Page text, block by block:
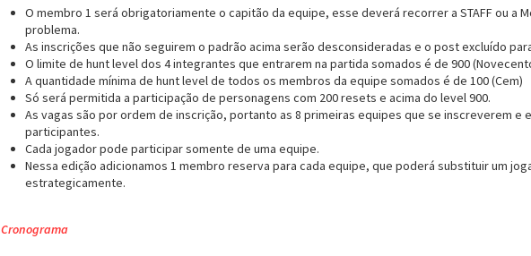
O membro 1 será obrigatoriamente o capitão da equipe, esse deverá recorrer a STAFF ou a
problema.
As inscrições que não seguirem o padrão acima serão desconsideradas e o post excluído
O limite de hunt level dos 4 integrantes que entrarem na partida somados é de 900
A quantidade mínima de hunt level de todos os membros da equipe somados é de 100 (Cem)
Só será permitida a participação de personagens com 200 resets e acima do level 900.
As vagas são por ordem de inscrição, portanto as 8 primeiras equipes que se inscreverem
participantes.
Cada jogador pode participar somente de uma equipe.
Nessa edição adicionamos 1 membro reserva para cada equipe, que poderá substituir um
estrategicamente.
Cronograma